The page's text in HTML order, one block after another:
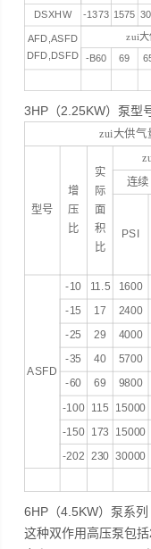
DSXHW
-1373 1575
AFD,ASFD
DFD,DSFD
zui
-B60
69
3HP（2.25KW）泵型
zui大供气
型号
增
压
比
实
际
面
积
比
连续
PSI
ASFD
-10 11.5 1600
-15 17 2400
-25 29 4000
-35 40 5700
-60 69 9800
-100 115 15000
-150 173 15000
-202 230 30000
6HP（4.5KW）泵系列
这种双作用高压泵包